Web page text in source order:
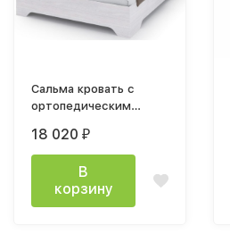
Сальма кровать с
ортопедическим
мм
18 020 ₽
В
корзину